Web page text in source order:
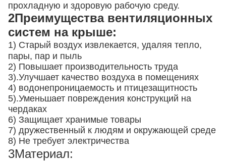
прохладную и здоровую рабочую среду.
2Преимущества вентиляционных
систем на крыше:
1) Старый воздух извлекается, удаляя тепло,
пары, пар и пыль
2) Повышает производительность труда
3).Улучшает качество воздуха в помещениях
4) водонепроницаемость и птицезащитность
5).Уменьшает повреждения конструкций на
чердаках
6) Защищает хранимые товары
7) дружественный к людям и окружающей среде
8) Не требует электричества
3Материал: